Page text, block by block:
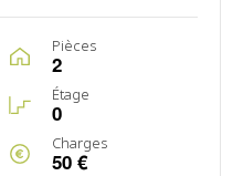
Pièces
2
Étage
0
Charges
50 €